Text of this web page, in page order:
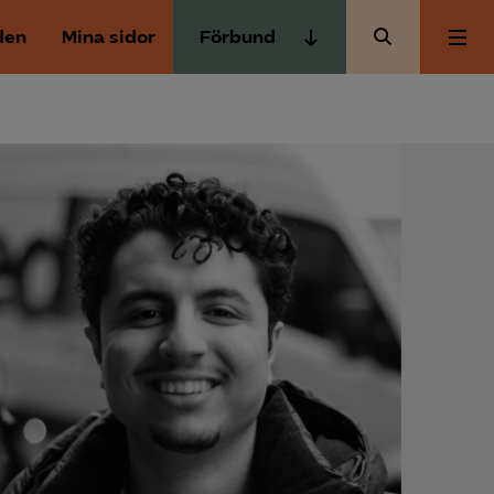
Mina sidor Förbund
Innovations­företagen
Kompetens­företagen
Medie­företagen
Säkerhets­företagen
Tåg­företagen
Vård­företagarna
Aktuellt
Medlemskapet
Mina sidor
Kontakt